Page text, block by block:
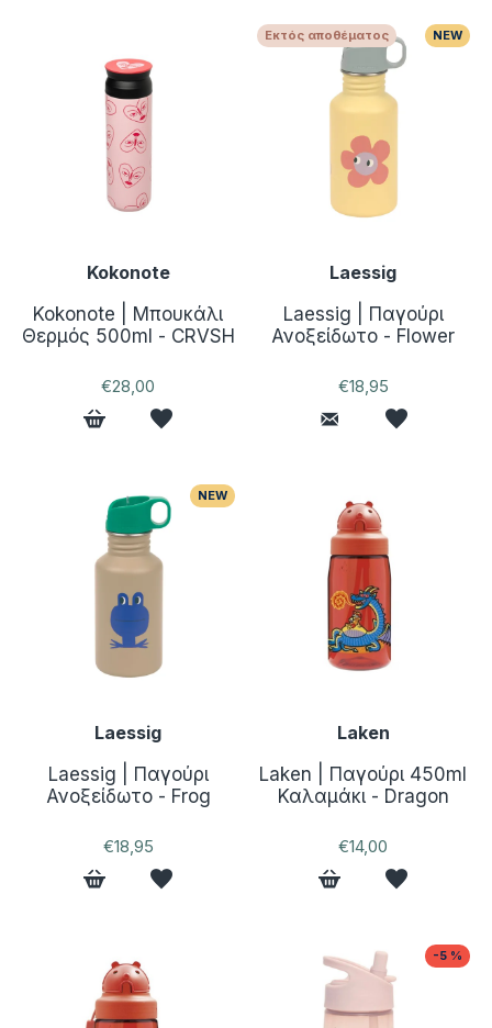
Kokonote
Kokonote | Μπουκάλι
Θερμός 500ml - CRVSH
€28,00
NEW
Εκτός αποθέματος
Laessig
Laessig | Παγούρι
Ανοξείδωτο - Flower
€18,95
NEW
Laessig
Laessig | Παγούρι
Ανοξείδωτο - Frog
€18,95
Laken
Laken | Παγούρι 450ml
Καλαμάκι - Dragon
€14,00
-5 %